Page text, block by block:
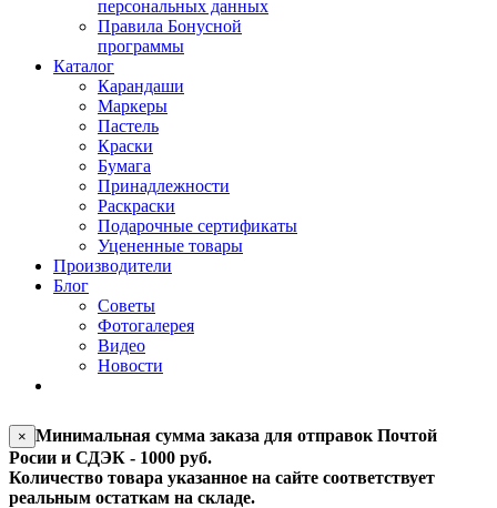
персональных данных
Правила Бонусной
программы
Каталог
Карандаши
Маркеры
Пастель
Краски
Бумага
Принадлежности
Раскраски
Подарочные сертификаты
Уцененные товары
Производители
Блог
Советы
Фотогалерея
Видео
Новости
× Минимальная сумма заказа для отправок Почтой
Росии и СДЭК - 1000 руб.
Количество товара указанное на сайте соответствует
реальным остаткам на складе.